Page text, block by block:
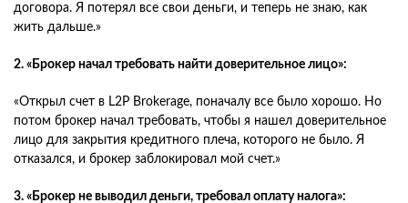
договора. Я потерял все свои деньги, и теперь не знаю, как
жить дальше.»
2. «Брокер начал требовать найти доверительное лицо»:
«Открыл счет в L2P Brokerage, поначалу все было хорошо. Но
потом брокер начал требовать, чтобы я нашел доверительное
лицо для закрытия кредитного плеча, которого не было. Я
отказался, и брокер заблокировал мой счет.»
3. «Брокер не выводил деньги, требовал оплату налога»: